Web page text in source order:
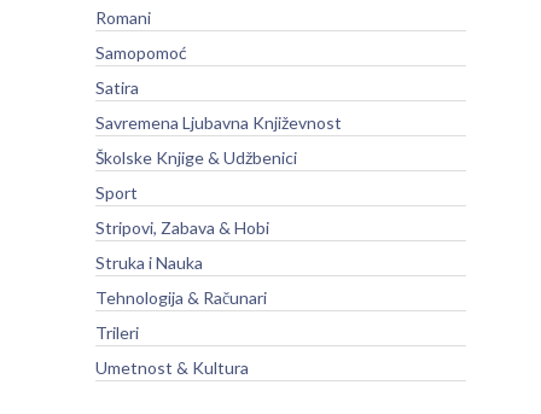
Romani
Samopomoć
Satira
Savremena Ljubavna Književnost
Školske Knjige & Udžbenici
Sport
Stripovi, Zabava & Hobi
Struka i Nauka
Tehnologija & Računari
Trileri
Umetnost & Kultura